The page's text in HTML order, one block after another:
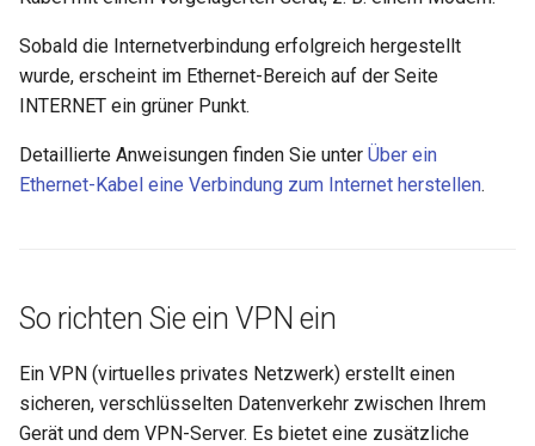
Sobald die Internetverbindung erfolgreich hergestellt
wurde, erscheint im Ethernet-Bereich auf der Seite
INTERNET ein grüner Punkt.
Detaillierte Anweisungen finden Sie unter Über ein
Ethernet-Kabel eine Verbindung zum Internet herstellen.
So richten Sie ein VPN ein
Ein VPN (virtuelles privates Netzwerk) erstellt einen
sicheren, verschlüsselten Datenverkehr zwischen Ihrem
Gerät und dem VPN-Server. Es bietet eine zusätzliche